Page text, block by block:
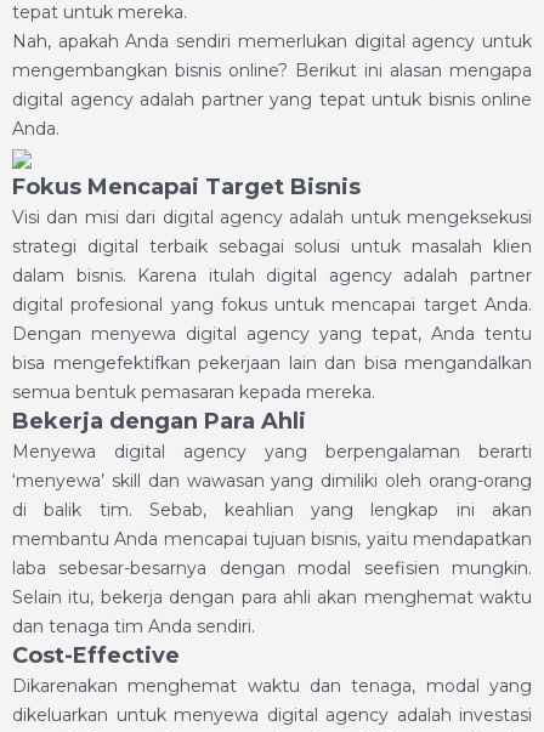
tepat untuk mereka.
Nah, apakah Anda sendiri memerlukan digital agency untuk
mengembangkan bisnis online? Berikut ini alasan mengapa
digital agency adalah partner yang tepat untuk bisnis online
Anda.
Fokus Mencapai Target Bisnis
Visi dan misi dari digital agency adalah untuk mengeksekusi
strategi digital terbaik sebagai solusi untuk masalah klien
dalam bisnis. Karena itulah digital agency adalah partner
digital profesional yang fokus untuk mencapai target Anda.
Dengan menyewa digital agency yang tepat, Anda tentu
bisa mengefektifkan pekerjaan lain dan bisa mengandalkan
semua bentuk pemasaran kepada mereka.
Bekerja dengan Para Ahli
Menyewa digital agency yang berpengalaman berarti
‘menyewa’ skill dan wawasan yang dimiliki oleh orang-orang
di balik tim. Sebab, keahlian yang lengkap ini akan
membantu Anda mencapai tujuan bisnis, yaitu mendapatkan
laba sebesar-besarnya dengan modal seefisien mungkin.
Selain itu, bekerja dengan para ahli akan menghemat waktu
dan tenaga tim Anda sendiri.
Cost-Effective
Dikarenakan menghemat waktu dan tenaga, modal yang
dikeluarkan untuk menyewa digital agency adalah investasi